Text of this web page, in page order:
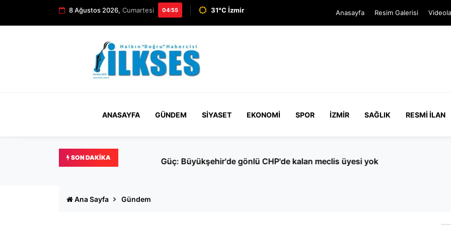
8 Ağustos 2026, Cumartesi 04:55 31°C İzmir Anasayfa Resim Galerisi
ANASAYFA GÜNDEM SIYASET EKONOMI SPOR İZMIR SAĞLIK RESMI İLAN
SON DAKIKA Güç: Büyükşehir'de gönlü CHP'de kalan meclis üyesi yok
Ana Sayfa Gündem